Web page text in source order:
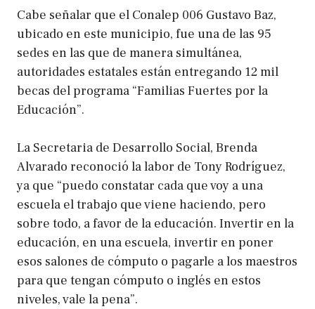
Cabe señalar que el Conalep 006 Gustavo Baz,
ubicado en este municipio, fue una de las 95
sedes en las que de manera simultánea,
autoridades estatales están entregando 12 mil
becas del programa “Familias Fuertes por la
Educación”.
La Secretaria de Desarrollo Social, Brenda
Alvarado reconoció la labor de Tony Rodríguez,
ya que “puedo constatar cada que voy a una
escuela el trabajo que viene haciendo, pero
sobre todo, a favor de la educación. Invertir en la
educación, en una escuela, invertir en poner
esos salones de cómputo o pagarle a los maestros
para que tengan cómputo o inglés en estos
niveles, vale la pena”.